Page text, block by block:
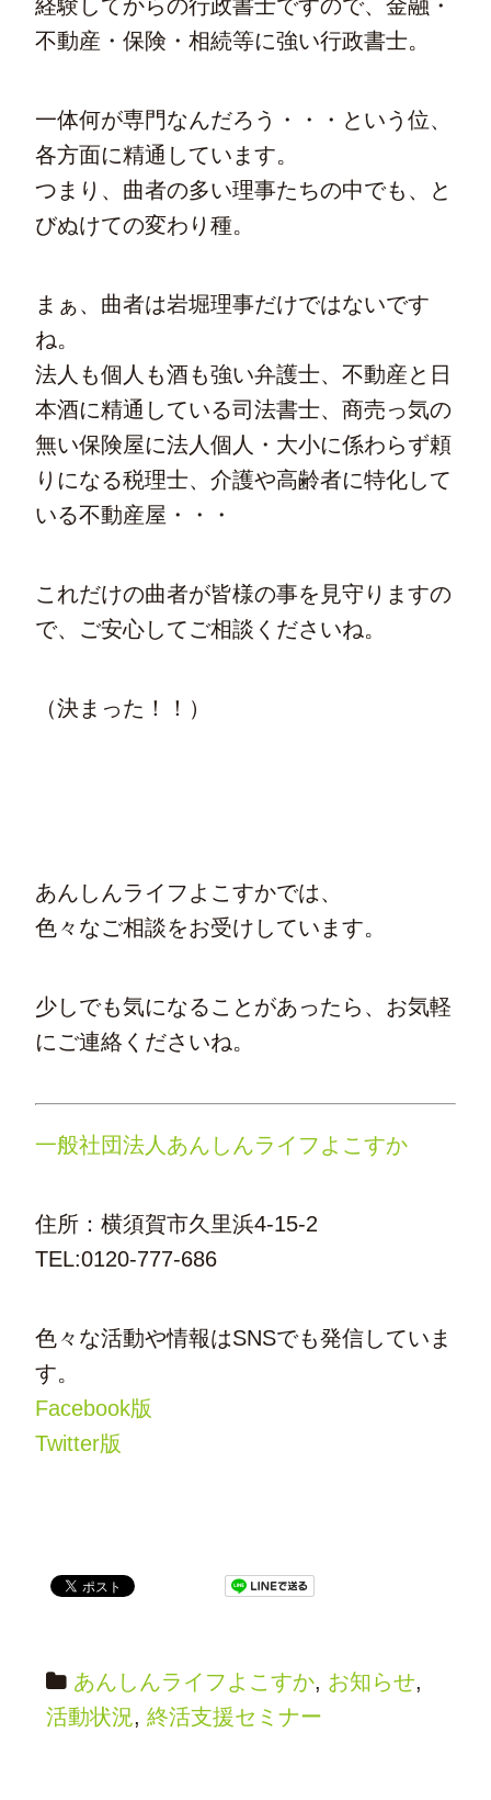
経験してからの行政書士ですので、金融・
不動産・保険・相続等に強い行政書士。
一体何が専門なんだろう・・・という位、
各方面に精通しています。
つまり、曲者の多い理事たちの中でも、と
びぬけての変わり種。
まぁ、曲者は岩堀理事だけではないです
ね。
法人も個人も酒も強い弁護士、不動産と日
本酒に精通している司法書士、商売っ気の
無い保険屋に法人個人・大小に係わらず頼
りになる税理士、介護や高齢者に特化して
いる不動産屋・・・
これだけの曲者が皆様の事を見守りますの
で、ご安心してご相談くださいね。
（決まった！！）
あんしんライフよこすかでは、
色々なご相談をお受けしています。
少しでも気になることがあったら、お気軽
にご連絡くださいね。
一般社団法人あんしんライフよこすか
住所：横須賀市久里浜4-15-2
TEL:0120-777-686
色々な活動や情報はSNSでも発信していま
す。
Facebook版
Twitter版
あんしんライフよこすか, お知らせ,
活動状況,終活支援セミナー